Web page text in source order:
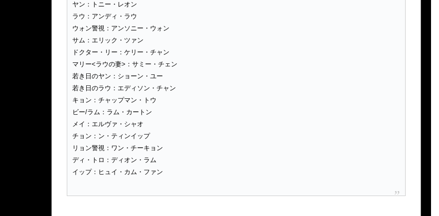
ヤン：トニー・レオン
ラウ：アンディ・ラウ
ウォン警視：アンソニー・ウォン
サム：エリック・ツァン
ドクター・リー：ケリー・チャン
マリー<ラウの妻>：サミー・チェン
若き日のヤン：ショーン・ユー
若き日のラウ：エディソン・チャン
キョン：チャップマン・トウ
ビー/ラム：ラム・カートン
メイ：エルヴァ・シャオ
チョン：ン・ティンイップ
リョン警視：ワン・チーキョン
ディ・トロ：ディオン・ラム
イップ：ヒュイ・カム・ファン